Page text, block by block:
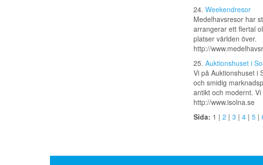
24. Weekendresor
Medelhavsresor har
arrangerar ett flertal
platser världen över.
http://
25. Auktionshuset i
Vi på Auktionshuset i
och smidig
antikt och modernt.
http://www.isolna.se
Sida: 1 | 2 | 3 | 4| 5|